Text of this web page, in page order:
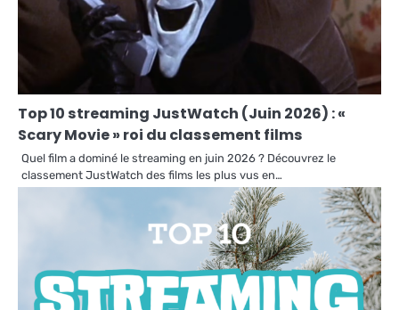
Top 10 streaming JustWatch (Juin 2026) : «
Scary Movie » roi du classement films
Quel film a dominé le streaming en juin 2026 ? Découvrez le
classement JustWatch des films les plus vus en…